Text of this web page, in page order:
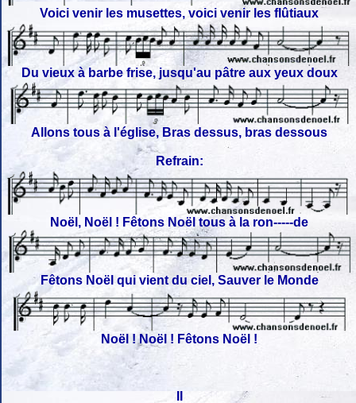
Voici venir les musettes, voici venir les flûtiaux
Du vieux à barbe frise, jusqu'au pâtre aux yeux doux
Allons tous à l'église, Bras dessus, bras dessous
Refrain:
Noël, Noël ! Fêtons Noël tous à la ron-----de
Fêtons Noël qui vient du ciel, Sauver le Monde
Noël ! Noël ! Fêtons Noël !